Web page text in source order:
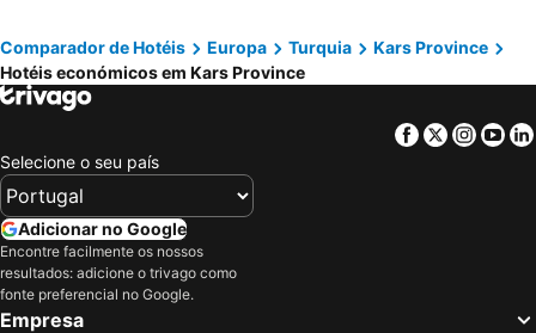
Comparador de Hotéis Europa Turquia
Kars Province
Hotéis económicos em Kars Province
Facebook
Twitter
Selecione o seu país
Adicionar no Google
Encontre facilmente os nossos
resultados: adicione o trivago como
fonte preferencial no Google.
Empresa